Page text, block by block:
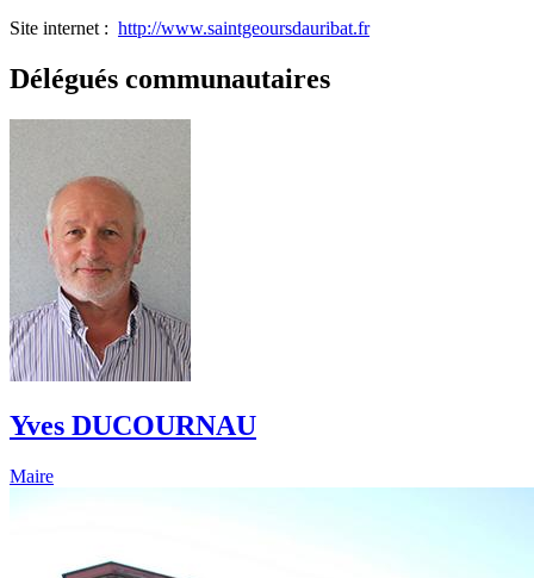
Site internet : http://www.saintgeoursdauribat.fr
Délégués communautaires
Yves DUCOURNAU
Maire